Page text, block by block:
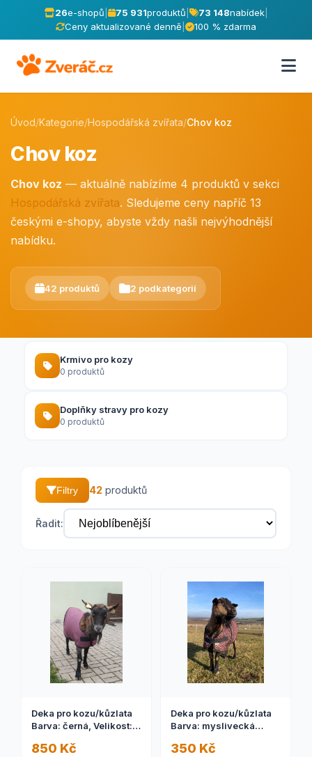
26e-shopů 75 931produktů 73 148nabídek|
Ceny aktualizované denně
100 % zdarma
Úvod/Kategorie/Hospodářská zvířata/Chov koz
Chov koz
Chov koz — aktuálně nabízíme 4 produktů v sekci
Hospodářská zvířata. Sledujeme ceny napříč 13
českými e-shopy, abyste vždy našli nejvýhodnější
nabídku.
42 produktů 2 podkategorií
Krmivo pro kozy
0 produktů
Doplňky stravy pro kozy
0 produktů
Filtry 42 produktů
Řadit:
Deka pro kozu/kůzlata
Barva: černá, Velikost:
850 Kč
Deka pro kozu/kůzlata
Barva: myslivecká
KŮZLATA
350 Kč